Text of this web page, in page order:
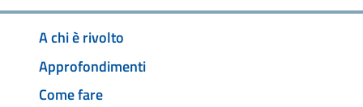
A chi è rivolto
Approfondimenti
Come fare